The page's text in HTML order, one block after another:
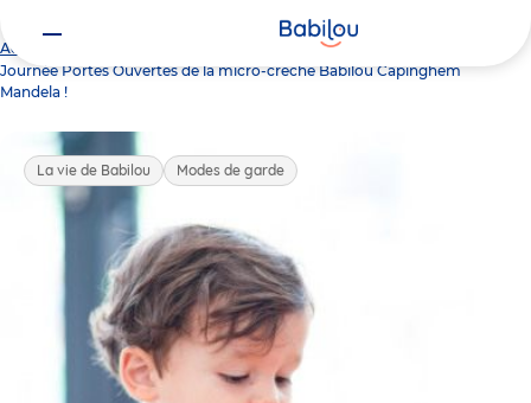
Vous
êtes
ici
Accueil
Journée Portes Ouvertes de la micro-crèche Babilou Capinghem
Mandela !
La vie de Babilou Modes de garde